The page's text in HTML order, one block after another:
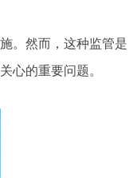
。然而，这种监管是
心的重要问题。